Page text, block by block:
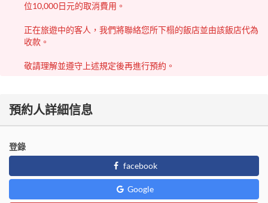
位10,000日元的取消費用。
正在旅遊中的客人，我們將聯絡您所下榻的飯店並由該飯店代為
收款。
敬請理解並遵守上述規定後再進行預約。
預約人詳細信息
登錄
facebook
Google